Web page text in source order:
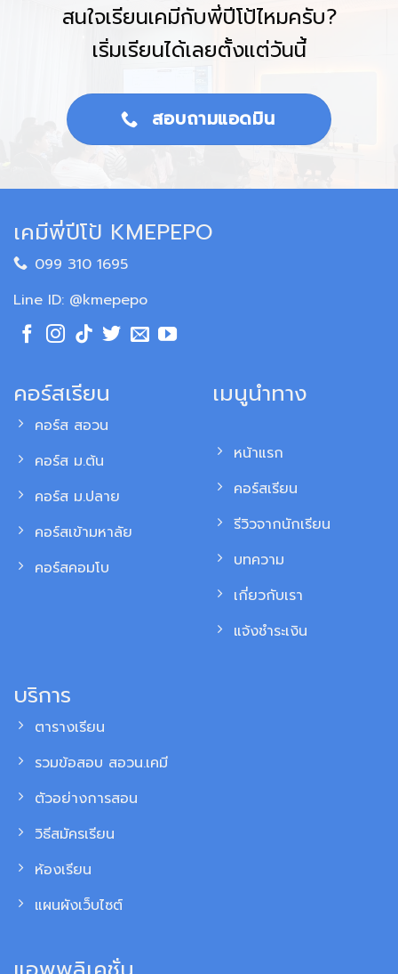
สนใจเรียนเคมีกับพี่ปีโป้ไหมครับ?
เริ่มเรียนได้เลยตั้งแต่วันนี้
สอบถามแอดมิน
เคมีพี่ปีโป้ KMEPEPO
099 310 1695
Line ID: @kmepepo
คอร์สเรียน
คอร์ส สอวน
คอร์ส ม.ต้น
คอร์ส ม.ปลาย
คอร์สเข้ามหาลัย
คอร์สคอมโบ
เมนูนำทาง
หน้าแรก
คอร์สเรียน
รีวิวจากนักเรียน
บทความ
เกี่ยวกับเรา
แจ้งชำระเงิน
บริการ
ตารางเรียน
รวมข้อสอบ สอวน.เคมี
ตัวอย่างการสอน
วิธีสมัครเรียน
ห้องเรียน
แผนผังเว็บไซต์